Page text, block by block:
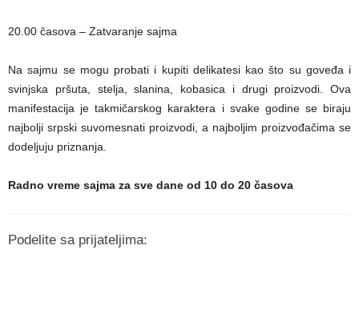
20.00 časova – Zatvaranje sajma
Na sajmu se mogu probati i kupiti delikatesi kao što su goveđa i
svinjska pršuta, stelja, slanina, kobasica i drugi proizvodi. Ova
manifestacija je takmičarskog karaktera i svake godine se biraju
najbolji srpski suvomesnati proizvodi, a najboljim proizvođačima se
dodeljuju priznanja.
Radno vreme sajma za sve dane od 10 do 20 časova
Podelite sa prijateljima: